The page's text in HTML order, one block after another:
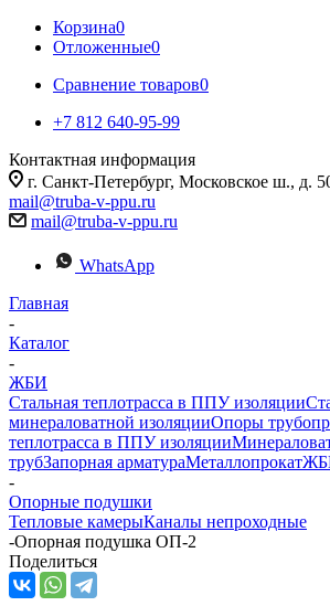
Корзина0
Отложенные0
Сравнение товаров0
+7 812 640-95-99
Контактная информация
г. Санкт-Петербург,
mail@truba-v-ppu.ru
mail@truba-v-ppu.ru
WhatsApp
Главная
-
Каталог
-
ЖБИ
Стальная теплотрасса в ППУ изоляции
минераловатной изоляцииОпоры
теплотрасса в ППУ изоляции
трубЗапорная арматураМеталлопрокат
-
Опорные подушки
Тепловые камерыКаналы непроходные
-Опорная подушка ОП-2
Поделиться